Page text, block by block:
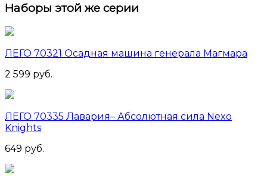
Наборы этой же серии
ЛЕГО 70321 Осадная машина генерала Магмара
2 599 руб.
ЛЕГО 70335 Лавария– Абсолютная сила Nexo
Knights
649 руб.